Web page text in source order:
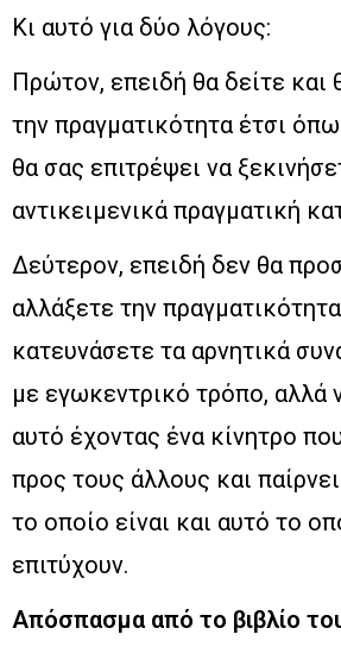
Κι αυτό για δύο λόγους:
Πρώτον, επειδή θα δείτε και
την πραγματικότητα έτσι
θα σας επιτρέψει να
αντικειμενικά πραγματική
Δεύτερον, επειδή δεν θα
αλλάξετε την
κατευνάσετε τα αρνητικά
με εγωκεντρικό τρόπο, αλλά
αυτό έχοντας ένα κίνητρο
προς τους άλλους και
το οποίο είναι και αυτό το
επιτύχουν.
Απόσπασμα από το βιβλίο